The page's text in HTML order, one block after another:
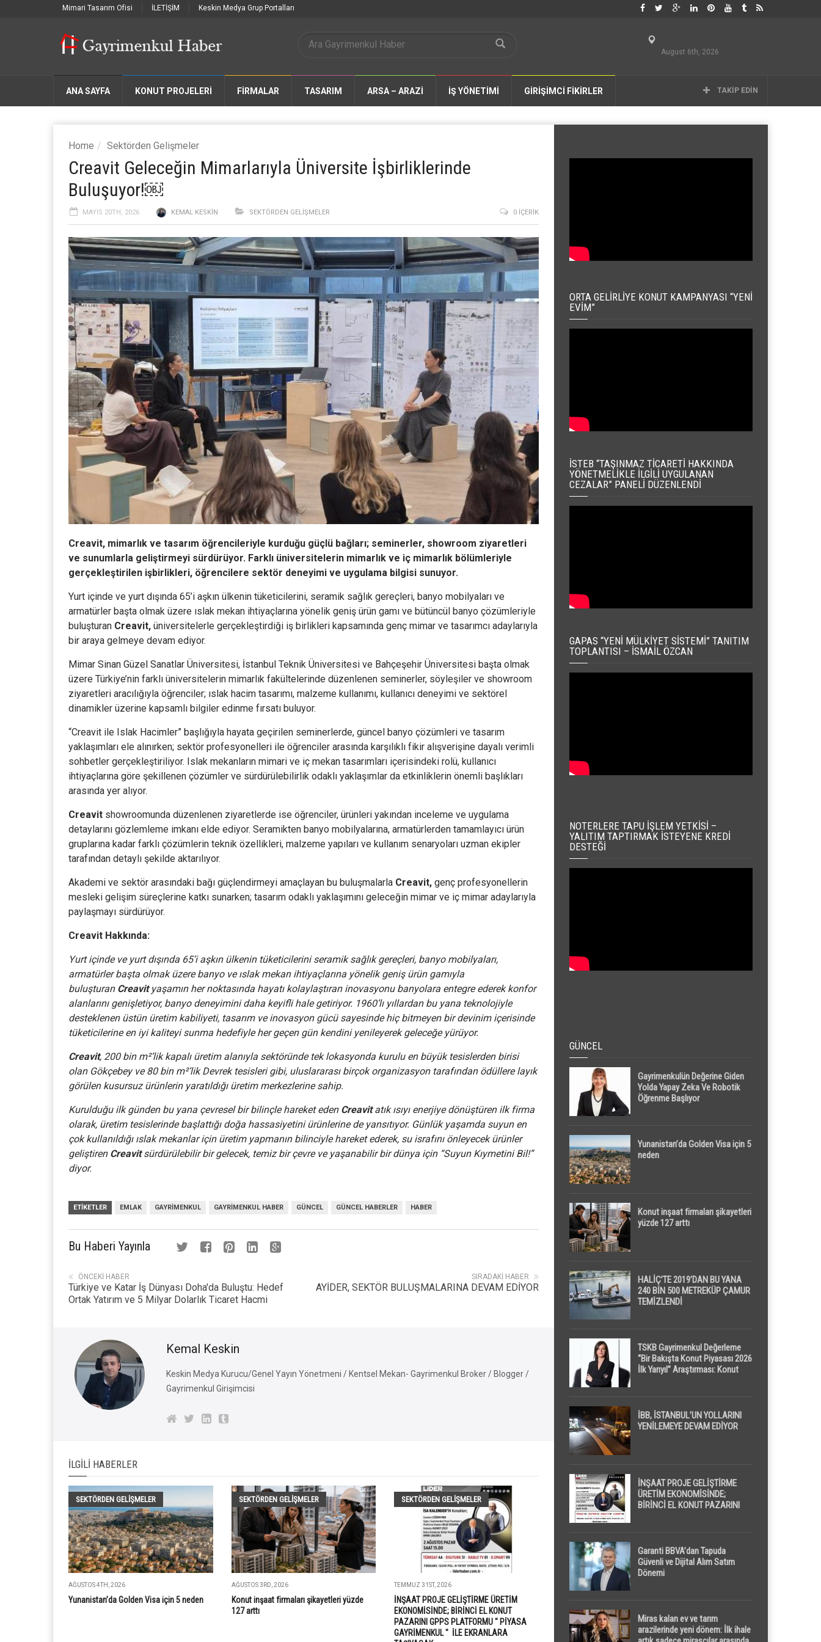
Mimari Tasarım Ofisi İLETİŞİM Keskin Medya Grup Portalları
August 6th, 2026
ANA SAYFA KONUT PROJELERİ FIRMALAR TASARIM ARSA – ARAZİ İŞ YÖNETİMİ GİRİŞİMCİ FİKİRLER TAKIP EDIN
Home Sektörden Gelişmeler
Creavit Geleceğin Mimarlarıyla Üniversite İşbirliklerinde
Buluşuyor!￼
MAYIS 20TH, 2026 KEMAL KESKIN SEKTÖRDEN GELIŞMELER 0 İÇERIK
Creavit, mimarlık ve tasarım öğrencileriyle kurduğu güçlü bağları; seminerler, showroom ziyaretleri
ve sunumlarla geliştirmeyi sürdürüyor. Farklı üniversitelerin mimarlık ve iç mimarlık bölümleriyle
gerçekleştirilen işbirlikleri, öğrencilere sektör deneyimi ve uygulama bilgisi sunuyor.
Yurt içinde ve yurt dışında 65’i aşkın ülkenin tüketicilerini, seramik sağlık gereçleri, banyo mobilyaları ve
armatürler başta olmak üzere ıslak mekan ihtiyaçlarına yönelik geniş ürün gamı ve bütüncül banyo çözümleriyle
buluşturan Creavit, üniversitelerle gerçekleştirdiği iş birlikleri kapsamında genç mimar ve tasarımcı adaylarıyla
bir araya gelmeye devam ediyor.
Mimar Sinan Güzel Sanatlar Üniversitesi, İstanbul Teknik Üniversitesi ve Bahçeşehir Üniversitesi başta olmak
üzere Türkiye’nin farklı üniversitelerin mimarlık fakültelerinde düzenlenen seminerler, söyleşiler ve showroom
ziyaretleri aracılığıyla öğrenciler; ıslak hacim tasarımı, malzeme kullanımı, kullanıcı deneyimi ve sektörel
dinamikler üzerine kapsamlı bilgiler edinme fırsatı buluyor.
“Creavit ile Islak Hacimler” başlığıyla hayata geçirilen seminerlerde, güncel banyo çözümleri ve tasarım
yaklaşımları ele alınırken; sektör profesyonelleri ile öğrenciler arasında karşılıklı fikir alışverişine dayalı verimli
sohbetler gerçekleştiriliyor. Islak mekanların mimari ve iç mekan tasarımları içerisindeki rolü, kullanıcı
ihtiyaçlarına göre şekillenen çözümler ve sürdürülebilirlik odaklı yaklaşımlar da etkinliklerin önemli başlıkları
arasında yer alıyor.
Creavit showroomunda düzenlenen ziyaretlerde ise öğrenciler, ürünleri yakından inceleme ve uygulama
detaylarını gözlemleme imkanı elde ediyor. Seramikten banyo mobilyalarına, armatürlerden tamamlayıcı ürün
gruplarına kadar farklı çözümlerin teknik özellikleri, malzeme yapıları ve kullanım senaryoları uzman ekipler
tarafından detaylı şekilde aktarılıyor.
Akademi ve sektör arasındaki bağı güçlendirmeyi amaçlayan bu buluşmalarla Creavit, genç profesyonellerin
mesleki gelişim süreçlerine katkı sunarken; tasarım odaklı yaklaşımını geleceğin mimar ve iç mimar adaylarıyla
paylaşmayı sürdürüyor.
Creavit Hakkında:
Yurt içinde ve yurt dışında 65’i aşkın ülkenin tüketicilerini seramik sağlık gereçleri, banyo mobilyaları,
armatürler başta olmak üzere banyo ve ıslak mekan ihtiyaçlarına yönelik geniş ürün gamıyla
buluşturan Creavityaşamın her noktasında hayatı kolaylaştıran inovasyonu banyolara entegre ederek konfor
alanlarını genişletiyor, banyo deneyimini daha keyifli hale getiriyor. 1960’lı yıllardan bu yana teknolojiyle
desteklenen üstün üretim kabiliyeti, tasarım ve inovasyon gücü sayesinde hiç bitmeyen bir devinim içerisinde
tüketicilerine en iyi kaliteyi sunma hedefiyle her geçen gün kendini yenileyerek geleceğe yürüyor.
Creavit, 200 bin m²’lik kapalı üretim alanıyla sektöründe tek lokasyonda kurulu en büyük tesislerden birisi
olan Gökçebey ve 80 bin m²’lik Devrek tesisleri gibi, uluslararası birçok organizasyon tarafından ödüllere layık
görülen kusursuz ürünlerin yaratıldığı üretim merkezlerine sahip.
Kurulduğu ilk günden bu yana çevresel bir bilinçle hareket eden Creavitatık ısıyı enerjiye dönüştüren ilk firma
olarak, üretim tesislerinde başlattığı doğa hassasiyetini ürünlerine de yansıtıyor. Günlük yaşamda suyun en
çok kullanıldığı ıslak mekanlar için üretim yapmanın bilinciyle hareket ederek, su israfını önleyecek ürünler
geliştiren Creavitsürdürülebilir bir gelecek, temiz bir çevre ve yaşanabilir bir dünya için “Suyun Kıymetini Bil!”
diyor.
ETIKETLER EMLAK GAYRIMENKUL GAYRIMENKUL HABER GÜNCEL GÜNCEL HABERLER HABER
Bu Haberi Yayınla
SIRADAKI HABER
AYİDER, SEKTÖR BULUŞMALARINA DEVAM EDİYOR
ÖNCEKI HABER
Türkiye ve Katar İş Dünyası Doha'da Buluştu: Hedef
Ortak Yatırım ve 5 Milyar Dolarlık Ticaret Hacmi
Kemal Keskin
Keskin Medya Kurucu/Genel Yayın Yönetmeni / Kentsel Mekan- Gayrimenkul Broker / Blogger /
Gayrimenkul Girişimcisi
İLGILI HABERLER
SEKTÖRDEN GELIŞMELER
AĞUSTOS 4TH, 2026
Yunanistan’da Golden Visa için 5 neden
SEKTÖRDEN GELIŞMELER
AĞUSTOS 3RD, 2026
Konut inşaat firmaları şikayetleri yüzde
127 arttı
SEKTÖRDEN GELIŞMELER
TEMMUZ 31ST, 2026
İNŞAAT PROJE GELİŞTİRME ÜRETİM
EKONOMİSİNDE; BİRİNCİ EL KONUT
PAZARINI GPPS PLATFORMU " PİYASA
GAYRİMENKUL " İLE EKRANLARA
ORTA GELIRLIYE KONUT KAMPANYASI “YENI
EVIM”
İSTEB “TAŞINMAZ TICARETI HAKKINDA
YÖNETMELIKLE İLGILI UYGULANAN
CEZALAR” PANELI DÜZENLENDI
GAPAS “YENI MÜLKIYET SISTEMI” TANITIM
TOPLANTISI – İSMAIL ÖZCAN
NOTERLERE TAPU İŞLEM YETKISI –
YALITIM TAPTIRMAK İSTEYENE KREDI
DESTEĞI
GÜNCEL
Gayrimenkulün Değerine Giden
Yolda Yapay Zeka Ve Robotik
Öğrenme Başlıyor
Yunanistan’da Golden Visa için 5
neden
Konut inşaat firmaları şikayetleri
yüzde 127 arttı
HALİÇ’TE 2019’DAN BU YANA
240 BİN 500 METREKÜP ÇAMUR
TEMİZLENDİ
TSKB Gayrimenkul Değerleme
“Bir Bakışta Konut Piyasası 2026
İlk Yarıyıl” Araştırması: Konut
Dikkat Çekti
İBB, İSTANBUL’UN YOLLARINI
YENİLEMEYE DEVAM EDİYOR
İNŞAAT PROJE GELİŞTİRME
ÜRETİM EKONOMİSİNDE;
BİRİNCİ EL KONUT PAZARINI
Garanti BBVA’dan Tapuda
Güvenli ve Dijital Alım Satım
Dönemi
Miras kalan ev ve tarım
arazilerinde yeni dönem: İlk ihale